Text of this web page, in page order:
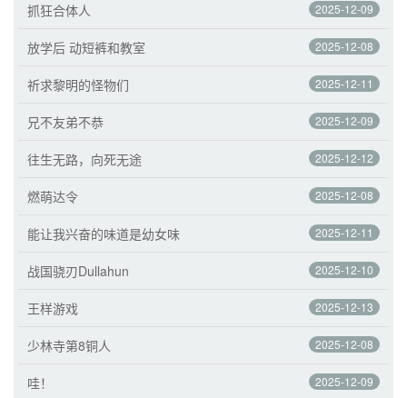
2025-12-09
抓狂合体人
2025-12-08
放学后 动短裤和教室
2025-12-11
祈求黎明的怪物们
2025-12-09
兄不友弟不恭
2025-12-12
往生无路，向死无途
2025-12-08
燃萌达令
2025-12-11
能让我兴奋的味道是幼女味
2025-12-10
战国骁刃Dullahun
2025-12-13
王样游戏
2025-12-08
少林寺第8铜人
2025-12-09
哇！